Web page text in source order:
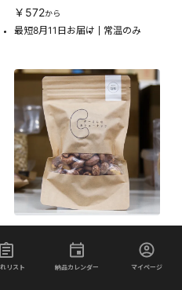
リスト 納品カレンダー マイページ
￥572から
最短8月11日お届け 常温のみ
チーさんのカシューナッツ 皮
つき塩味